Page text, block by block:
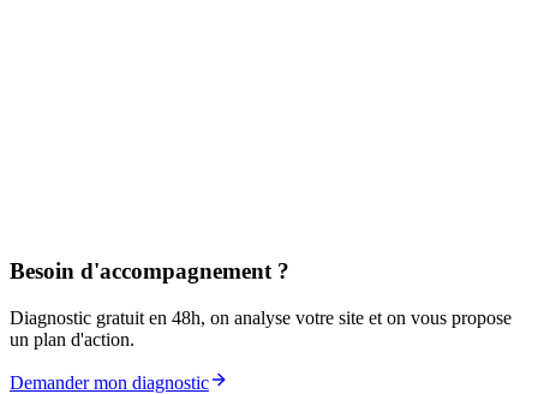
Besoin d'accompagnement ?
Diagnostic gratuit en 48h, on analyse votre site et on vous propose
un plan d'action.
Demander mon diagnostic